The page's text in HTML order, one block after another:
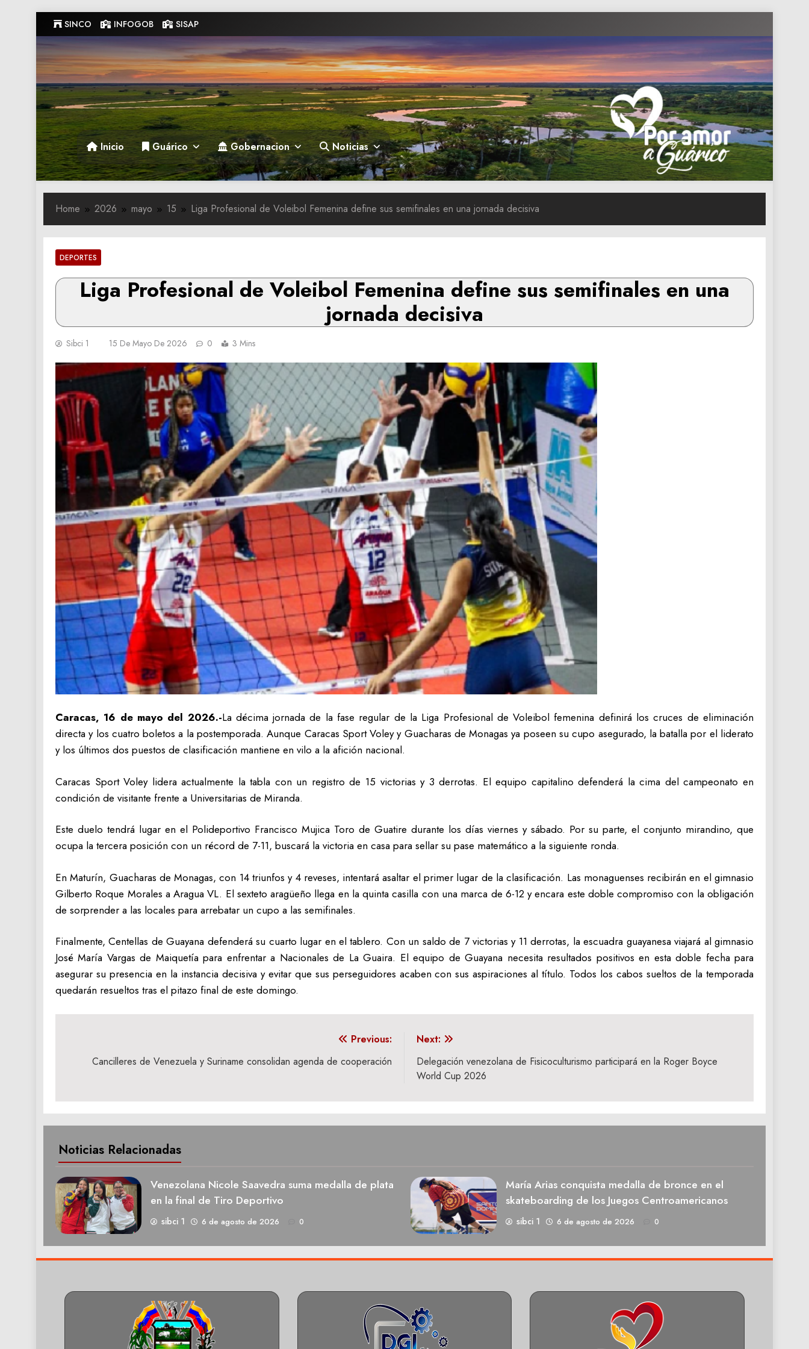
to
content
SINCO INFOGOB SISAP
Gobernacion de Guarico
Gobernacion de Guarico
Inicio Guárico Gobernacion Noticias
Home 2026 mayo 15 Liga Profesional de Voleibol Femenina define sus semifinales en una jornada decisiva
DEPORTES
Liga Profesional de Voleibol Femenina define sus semifinales en una
jornada decisiva
Sibci 1 15 De Mayo De 2026 0 3 Mins
Caracas, 16 de mayo del 2026.-La décima jornada de la fase regular de la Liga Profesional de Voleibol femenina definirá los cruces de eliminación
directa y los cuatro boletos a la postemporada. Aunque Caracas Sport Voley y Guacharas de Monagas ya poseen su cupo asegurado, la batalla por el liderato
y los últimos dos puestos de clasificación mantiene en vilo a la afición nacional.
Caracas Sport Voley lidera actualmente la tabla con un registro de 15 victorias y 3 derrotas. El equipo capitalino defenderá la cima del campeonato en
condición de visitante frente a Universitarias de Miranda.
Este duelo tendrá lugar en el Polideportivo Francisco Mujica Toro de Guatire durante los días viernes y sábado. Por su parte, el conjunto mirandino, que
ocupa la tercera posición con un récord de 7-11, buscará la victoria en casa para sellar su pase matemático a la siguiente ronda.
En Maturín, Guacharas de Monagas, con 14 triunfos y 4 reveses, intentará asaltar el primer lugar de la clasificación. Las monaguenses recibirán en el gimnasio
Gilberto Roque Morales a Aragua VL. El sexteto aragüeño llega en la quinta casilla con una marca de 6-12 y encara este doble compromiso con la obligación
de sorprender a las locales para arrebatar un cupo a las semifinales.
Finalmente, Centellas de Guayana defenderá su cuarto lugar en el tablero. Con un saldo de 7 victorias y 11 derrotas, la escuadra guayanesa viajará al gimnasio
José María Vargas de Maiquetía para enfrentar a Nacionales de La Guaira. El equipo de Guayana necesita resultados positivos en esta doble fecha para
asegurar su presencia en la instancia decisiva y evitar que sus perseguidores acaben con sus aspiraciones al título. Todos los cabos sueltos de la temporada
quedarán resueltos tras el pitazo final de este domingo.
Previous:
Cancilleres de Venezuela y Suriname consolidan agenda de cooperación
Next:
Delegación venezolana de Fisicoculturismo participará en la Roger Boyce
World Cup 2026
Noticias Relacionadas
Venezolana Nicole Saavedra suma medalla de plata
en la final de Tiro Deportivo
sibci 1 6 de agosto de 2026 0
María Arias conquista medalla de bronce en el
skateboarding de los Juegos Centroamericanos
sibci 1 6 de agosto de 2026 0